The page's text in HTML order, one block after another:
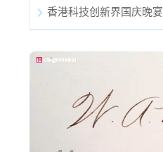
香港科技创新界国庆晚宴